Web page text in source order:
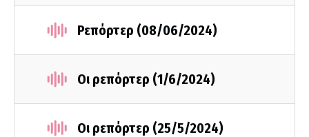
Ρεπόρτερ (08/06/2024)
Οι ρεπόρτερ (1/6/2024)
Οι ρεπόρτερ (25/5/2024)